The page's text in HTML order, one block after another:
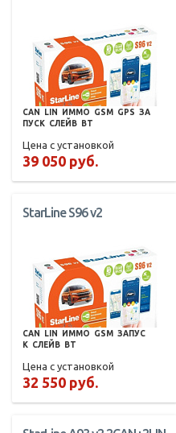
CAN LIN ИММО GSM GPS ЗА
ПУСК СЛЕЙВ BT
Цена с установкой
39 050 руб.
StarLine S96 v2
CAN LIN ИММО GSM ЗАПУС
К СЛЕЙВ BT
Цена с установкой
32 550 руб.